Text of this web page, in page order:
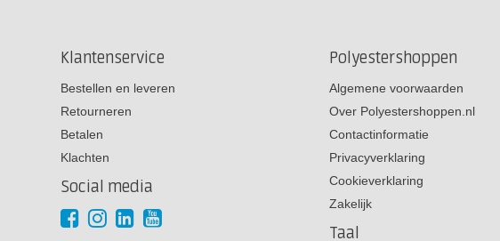
Klantenservice
Bestellen en leveren
Retourneren
Betalen
Klachten
Social media
Polyestershoppen
Algemene voorwaarden
Over Polyestershoppen.nl
Contactinformatie
Privacyverklaring
Cookieverklaring
Zakelijk
Taal